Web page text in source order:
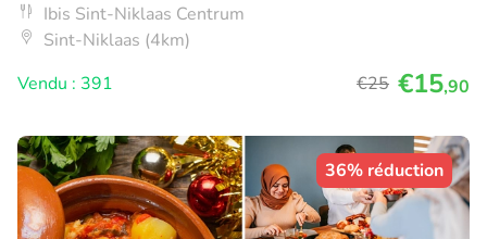
Ibis Sint-Niklaas Centrum
Sint-Niklaas (4km)
Vendu : 391
€25 €15,90
36% réduction